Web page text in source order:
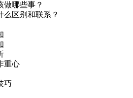
做哪些事？
么区别和联系？
重心
巧